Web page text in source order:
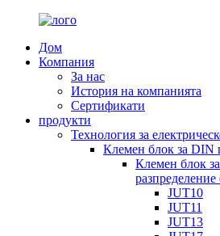
Дом
Компания
За нас
История на компанията
Сертификати
продукти
Технология за
Клемен блок за DIN
Клемен блок
JUT10
JUT11
JUT13